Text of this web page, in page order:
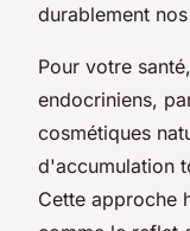
durablement
Pour votre
endocriniens,
cosmétiques
d'accumulation
Cette approche